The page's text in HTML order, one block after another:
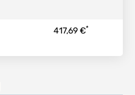
417,69 €*